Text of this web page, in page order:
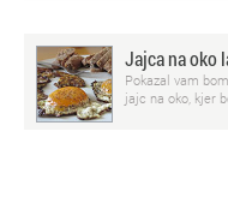
Jajca na oko
Pokazal vam
jajc na oko, kjer